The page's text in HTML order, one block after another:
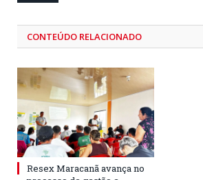
CONTEÚDO RELACIONADO
Resex Maracanã avança no